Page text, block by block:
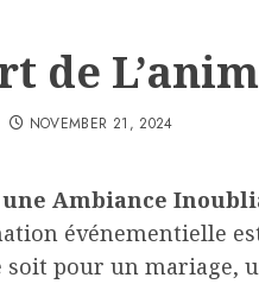
de
NOVEMBER 21, 2024
Ambiance
événementielle
soit pour un mariage,